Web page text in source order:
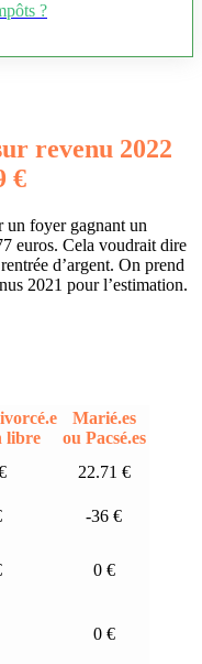
?
revenu 2022
€
un foyer gagnant un
euros. Cela voudrait dire
d’argent. On prend
2021 pour l’estimation.
libre
Marié.es
ou Pacsé.es
22.71 €
-36 €
0 €
0 €